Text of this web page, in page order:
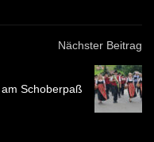
Nächster Beitrag
Schoberpaß